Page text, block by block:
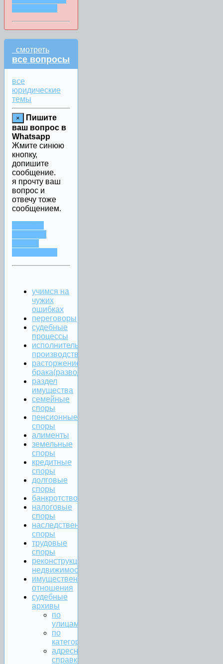
смотреть
все вопросы
все
юридические
темы
×
Пишите
ваш вопрос в
Whatsapp
Жмите синюю
кнопку,
допишите
сообщение.
я прочту ваш
вопрос и
отвечу тоже
сообщением.
учимся на
чужих
ошибках
переговоры
судебные
процессы
исполнительное
производство
расторжение
брака(развод)
раздел
имущества
семейные
споры
пенсионные
споры
алименты
земельные
споры
кредитные
споры
долговые
споры
банкротство
налоговые
споры
наследственные
споры
трудовые
споры
реконструкция
недвижимости
имущественные
отношения
судебные
архивы
по
улицам
по
категориям
адресная
справка